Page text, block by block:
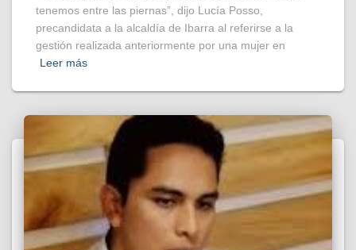
tenemos entre las piernas”, dijo Lucía Posso,
precandidata a la alcaldía de Ibarra al referirse a la
gestión realizada anteriormente por una mujer en
Leer más